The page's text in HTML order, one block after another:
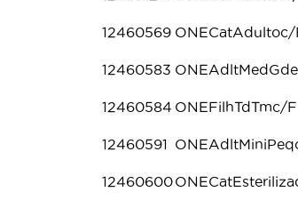
12460569 ONECatAdultoc/
12460583
12460584 ONEFilhTdTmc/
12460591
12460600